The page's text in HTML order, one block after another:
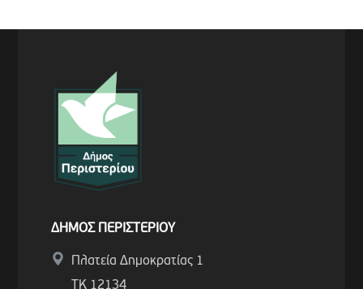
ΔΗΜΟΣ ΠΕΡΙΣΤΕΡΙΟΥ
Πλατεία Δημοκρατίας 1
ΤΚ 12134